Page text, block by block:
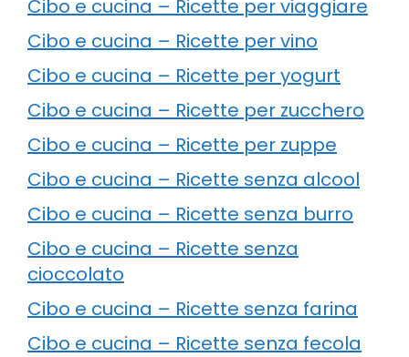
Cibo e cucina – Ricette per viaggiare
Cibo e cucina – Ricette per vino
Cibo e cucina – Ricette per yogurt
Cibo e cucina – Ricette per zucchero
Cibo e cucina – Ricette per zuppe
Cibo e cucina – Ricette senza alcool
Cibo e cucina – Ricette senza burro
Cibo e cucina – Ricette senza
cioccolato
Cibo e cucina – Ricette senza farina
Cibo e cucina – Ricette senza fecola